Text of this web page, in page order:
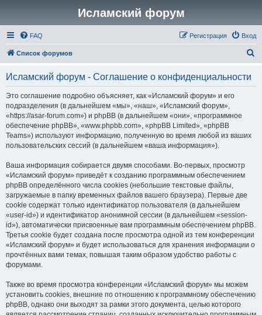
Исламский форум
FAQ Вход
Регистрация
Список форумов
Исламский форум - Соглашение о конфиденциальности
Это соглашение подробно объясняет, как «Исламский форум» и его
подразделения (в дальнейшем «мы», «наш», «Исламский форум»,
«https://asar-forum.com») и phpBB (в дальнейшем «они», «программное
обеспечение phpBB», «www.phpbb.com», «phpBB Limited», «phpBB
Teams») используют информацию, полученную во время любой из ваших
пользовательских сессий (в дальнейшем «ваша информация»).
Ваша информация собирается двумя способами. Во-первых, просмотр
«Исламский форум» приведёт к созданию программным обеспечением
phpBB определённого числа cookies (небольшие текстовые файлы,
загружаемые в папку временных файлов вашего браузера). Первые две
cookie содержат только идентификатор пользователя (в дальнейшем
«user-id») и идентификатор анонимной сессии (в дальнейшем «session-
id»), автоматически присвоенные вам программным обеспечением phpBB.
Третья cookie будет создана после просмотра одной из тем конференции
«Исламский форум» и будет использоваться для хранения информации о
прочтённых вами темах, повышая таким образом удобство работы с
форумами.
Также во время просмотра конференции «Исламский форум» мы можем
установить cookies, внешние по отношению к программному обеспечению
phpBB, однако они выходят за рамки этого документа, целью которого